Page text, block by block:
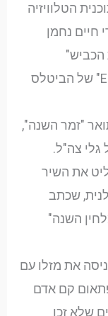
הטלוויזיה
חיים נחמן
הכביש"
וגרסאות כיסוי לשירים "Eleanor Rigby" של הביטלס
"זמר השנה",
גלי צה"ל.
את השיר
שכתב
השנה"
בה ניסה את מזלו עם
קם אדם
שלא זכו